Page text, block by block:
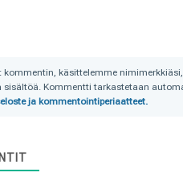
kommentin, käsittelemme
sisältöä. Kommentti tarkastetaan
ja kommentointiperiaatteet.